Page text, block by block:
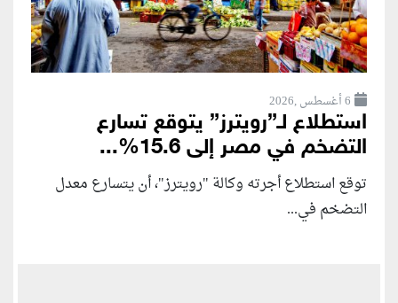
6 أغسطس ,2026
استطلاع لـ”رويترز” يتوقع تسارع
التضخم في مصر إلى 15.6%...
توقع استطلاع أجرته وكالة "رويترز"، أن يتسارع ‌معدل
التضخم في...